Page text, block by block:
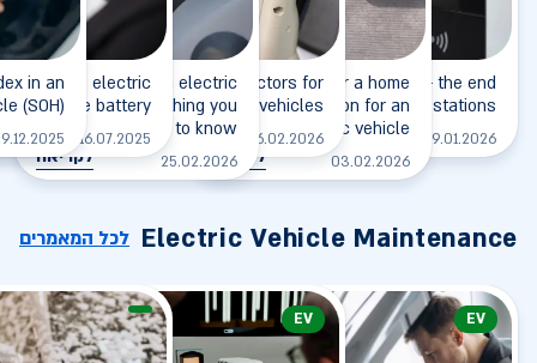
Charging station - the end
of gas stations?
19.01.2026 לקריאה
Insurance for a home
charging station for an
electric vehicle
03.02.2026 לקריאה
Types of connectors for
charging electric vehicles
26.02.2026 לקריאה
Charging an electric
vehicle - everything you
need to know
25.02.2026 לקריאה
of the electric
- the battery
16.07.2025
in an
(SOH)
Electric Vehicle Maintenance לכל המאמרים
EV
EV